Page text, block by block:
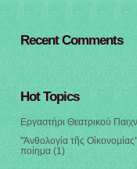
Recent Comments
Hot Topics
Εργαστήρι Θεατρικού
"Ἀνθολογία τῆς
ποίημα (1)